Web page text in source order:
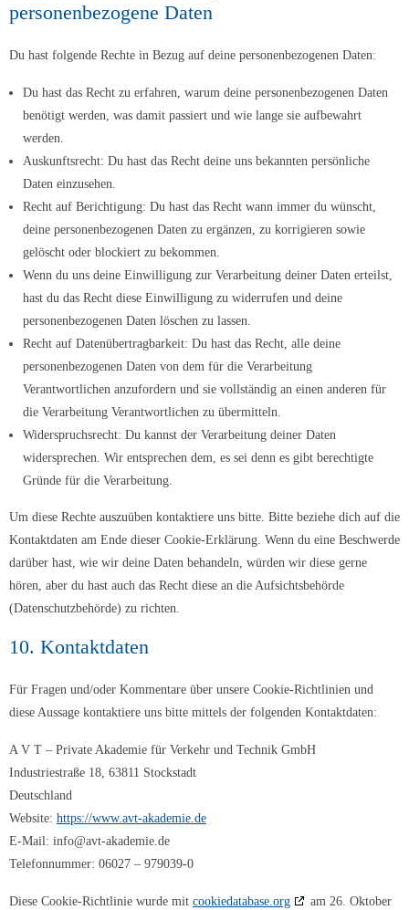
personenbezogene Daten
Du hast folgende Rechte in Bezug auf deine personenbezogenen Daten:
Du hast das Recht zu erfahren, warum deine personenbezogenen Daten
benötigt werden, was damit passiert und wie lange sie aufbewahrt
werden.
Auskunftsrecht: Du hast das Recht deine uns bekannten persönliche
Daten einzusehen.
Recht auf Berichtigung: Du hast das Recht wann immer du wünscht,
deine personenbezogenen Daten zu ergänzen, zu korrigieren sowie
gelöscht oder blockiert zu bekommen.
Wenn du uns deine Einwilligung zur Verarbeitung deiner Daten erteilst,
hast du das Recht diese Einwilligung zu widerrufen und deine
personenbezogenen Daten löschen zu lassen.
Recht auf Datenübertragbarkeit: Du hast das Recht, alle deine
personenbezogenen Daten von dem für die Verarbeitung
Verantwortlichen anzufordern und sie vollständig an einen anderen für
die Verarbeitung Verantwortlichen zu übermitteln.
Widerspruchsrecht: Du kannst der Verarbeitung deiner Daten
widersprechen. Wir entsprechen dem, es sei denn es gibt berechtigte
Gründe für die Verarbeitung.
Um diese Rechte auszuüben kontaktiere uns bitte. Bitte beziehe dich auf die
Kontaktdaten am Ende dieser Cookie-Erklärung. Wenn du eine Beschwerde
darüber hast, wie wir deine Daten behandeln, würden wir diese gerne
hören, aber du hast auch das Recht diese an die Aufsichtsbehörde
(Datenschutzbehörde) zu richten.
10. Kontaktdaten
Für Fragen und/oder Kommentare über unsere Cookie-Richtlinien und
diese Aussage kontaktiere uns bitte mittels der folgenden Kontaktdaten:
A V T – Private Akademie für Verkehr und Technik GmbH
Industriestraße 18, 63811 Stockstadt
Deutschland
Website: https://www.avt-akademie.de
E-Mail: info@avt-akademie.de
Telefonnummer: 06027 – 979039-0
Diese Cookie-Richtlinie wurde mit cookiedatabase.org
am 26. Oktober